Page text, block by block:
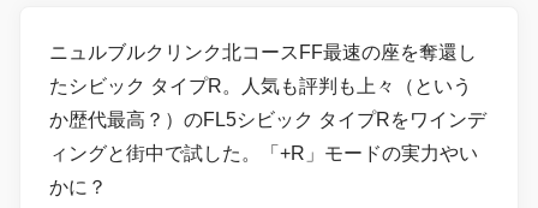
ニュルブルクリンク北コースFF最速の座を奪還し
たシビック タイプR。人気も評判も上々（という
か歴代最高？）のFL5シビック タイプRをワインデ
ィングと街中で試した。「+R」モードの実力やい
かに？